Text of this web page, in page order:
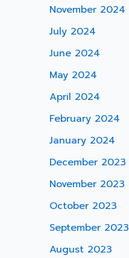
November 2024
July 2024
June 2024
May 2024
April 2024
February 2024
January 2024
December 2023
November 2023
October 2023
September 2023
August 2023